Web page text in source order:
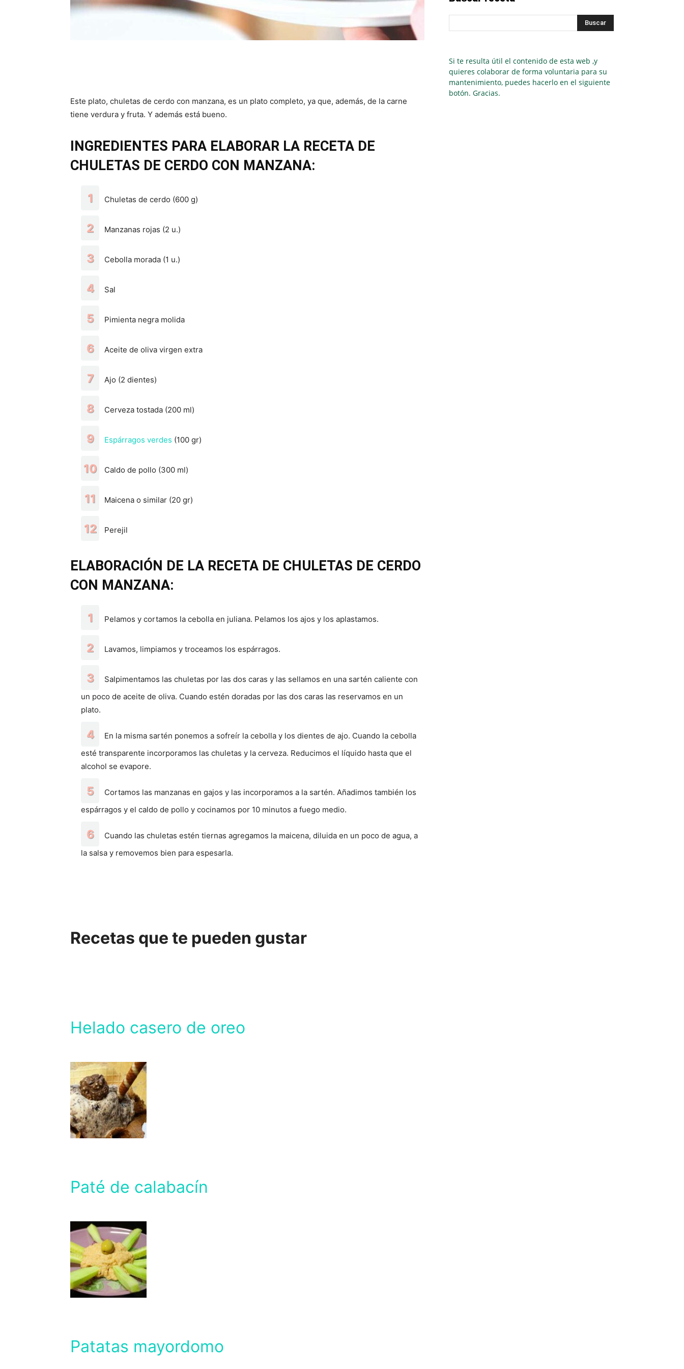
Este plato, chuletas de cerdo con manzana, es un plato completo, ya que, además, de la carne
tiene verdura y fruta. Y además está bueno.
INGREDIENTES PARA ELABORAR LA RECETA DE
CHULETAS DE CERDO CON MANZANA:
Chuletas de cerdo (600 g)
Manzanas rojas (2 u.)
Cebolla morada (1 u.)
Sal
Pimienta negra molida
Aceite de oliva virgen extra
Ajo (2 dientes)
Cerveza tostada (200 ml)
Espárragos verdes (100 gr)
Caldo de pollo (300 ml)
Maicena o similar (20 gr)
Perejil
ELABORACIÓN DE LA RECETA DE CHULETAS DE CERDO
CON MANZANA:
Pelamos y cortamos la cebolla en juliana. Pelamos los ajos y los aplastamos.
Lavamos, limpiamos y troceamos los espárragos.
Salpimentamos las chuletas por las dos caras y las sellamos en una sartén caliente con
un poco de aceite de oliva. Cuando estén doradas por las dos caras las reservamos en un
plato.
En la misma sartén ponemos a sofreír la cebolla y los dientes de ajo. Cuando la cebolla
esté transparente incorporamos las chuletas y la cerveza. Reducimos el líquido hasta que el
alcohol se evapore.
Cortamos las manzanas en gajos y las incorporamos a la sartén. Añadimos también los
espárragos y el caldo de pollo y cocinamos por 10 minutos a fuego medio.
Cuando las chuletas estén tiernas agregamos la maicena, diluida en un poco de agua, a
la salsa y removemos bien para espesarla.
Recetas que te pueden gustar
Helado casero de oreo
Paté de calabacín
Patatas mayordomo
Si te resulta útil el contenido de esta web ,y
quieres colaborar de forma voluntaria para su
mantenimiento, puedes hacerlo en el siguiente
botón. Gracias.